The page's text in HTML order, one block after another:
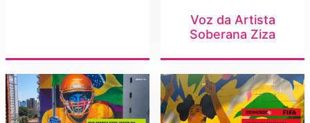
Voz da Artista
Soberana Ziza